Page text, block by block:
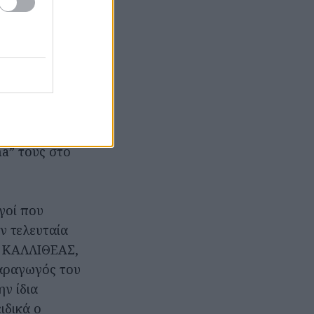
του
στην
(
τους στο
που
τελευταία
ΚΑΛΛΙΘΕΑΣ,
του
ίδια
ο